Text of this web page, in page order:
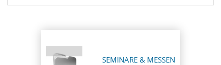
SEMINARE & MESSEN